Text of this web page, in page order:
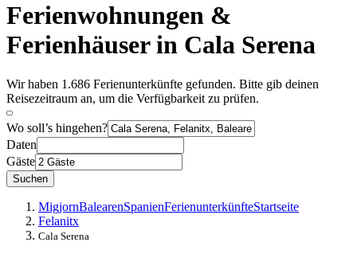
Ferienwohnungen &
Ferienhäuser in Cala Serena
Wir haben 1.686 Ferienunterkünfte gefunden. Bitte gib deinen
Reisezeitraum an, um die Verfügbarkeit zu prüfen.
Wo soll’s hingehen?
Daten
Gäste
Suchen
MigjornBalearenSpanienFerienunterkünfteStartseite
Felanitx
Cala Serena